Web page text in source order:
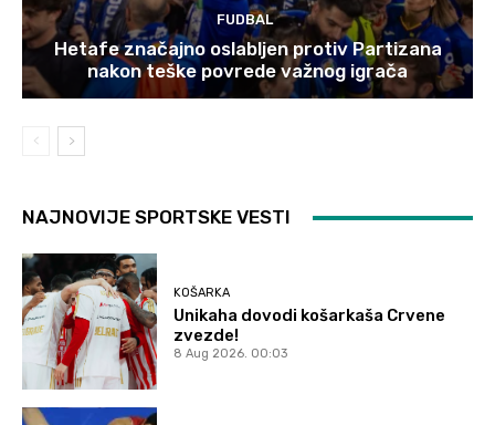
FUDBAL
Hetafe značajno oslabljen protiv Partizana
nakon teške povrede važnog igrača
NAJNOVIJE SPORTSKE VESTI
KOŠARKA
Unikaha dovodi košarkaša Crvene
zvezde!
8 Aug 2026. 00:03